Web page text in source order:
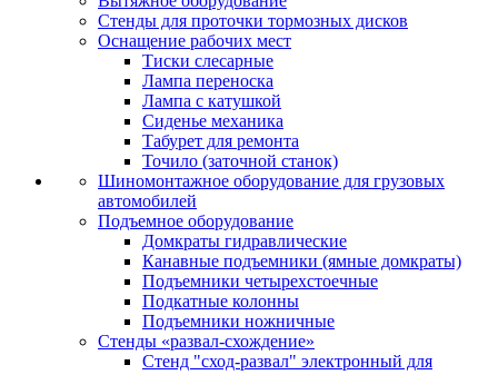
Стенды для проточки тормозных дисков
Оснащение рабочих мест
Тиски слесарные
Лампа переноска
Лампа с катушкой
Сиденье механика
Табурет для ремонта
Точило (заточной станок)
Шиномонтажное оборудование для грузовых
автомобилей
Подъемное оборудование
Домкраты гидравлические
Канавные подъемники (ямные домкраты)
Подъемники четырехстоечные
Подкатные колонны
Подъемники ножничные
Стенды «развал-схождение»
Стенд "сход-развал" электронный для